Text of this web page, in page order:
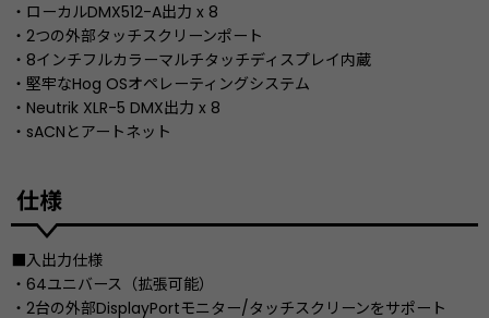
・ローカルDMX512-A出力 x 8
・2つの外部タッチスクリーンポート
・8インチフルカラーマルチタッチディスプレイ内蔵
・堅牢なHog OSオペレーティングシステム
・Neutrik XLR-5 DMX出力 x 8
・sACNとアートネット
仕様
■入出力仕様
・64ユニバース（拡張可能）
・2台の外部DisplayPortモニター/タッチスクリーンをサポート